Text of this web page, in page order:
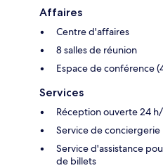
Affaires
Centre d'affaires
8 salles de réunion
Espace de conférence
Services
Réception ouverte 24
Service de conciergerie
Service d'assistance
de billets